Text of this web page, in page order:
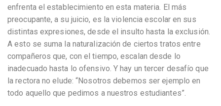
enfrenta el establecimiento en esta materia. El más
preocupante, a su juicio, es la violencia escolar en sus
distintas expresiones, desde el insulto hasta la exclusión.
A esto se suma la naturalización de ciertos tratos entre
compañeros que, con el tiempo, escalan desde lo
inadecuado hasta lo ofensivo. Y hay un tercer desafío que
la rectora no elude: “Nosotros debemos ser ejemplo en
todo aquello que pedimos a nuestros estudiantes”.